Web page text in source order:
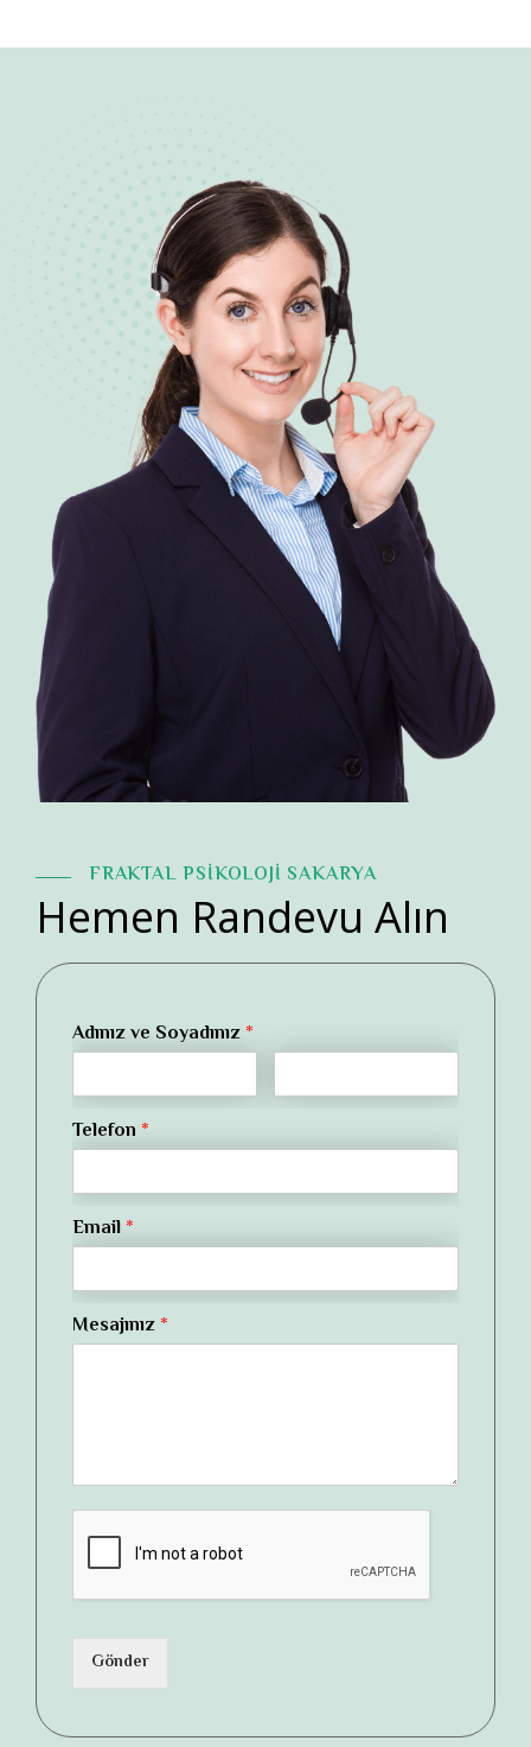
FRAKTAL PSİKOLOJİ SAKARYA
Hemen Randevu Alın
Adınız ve Soyadınız *
Telefon *
Email *
Mesajınız *
Gönder